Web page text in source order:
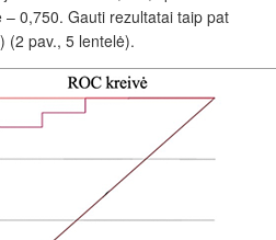
0,750. Gauti rezultatai taip pat
(2 pav., 5 lentelė).